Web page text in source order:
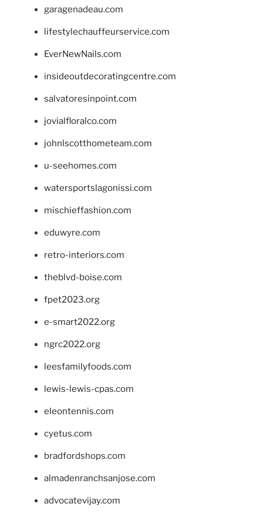
garagenadeau.com
lifestylechauffeurservice.com
EverNewNails.com
insideoutdecoratingcentre.com
salvatoresinpoint.com
jovialfloralco.com
johnlscotthometeam.com
u-seehomes.com
watersportslagonissi.com
mischieffashion.com
eduwyre.com
retro-interiors.com
theblvd-boise.com
fpet2023.org
e-smart2022.org
ngrc2022.org
leesfamilyfoods.com
lewis-lewis-cpas.com
eleontennis.com
cyetus.com
bradfordshops.com
almadenranchsanjose.com
advocatevijay.com